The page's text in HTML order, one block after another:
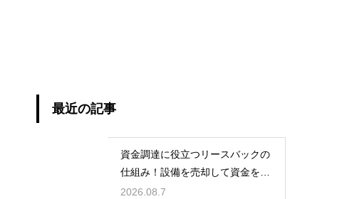
最近の記事
資金調達に役立つリースバックの
仕組み！設備を売却して資金を得
る方法
2026.08.7